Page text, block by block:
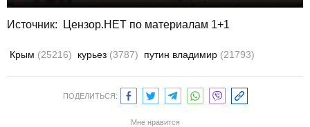
Источник: Цензор.НЕТ по материалам 1+1
Крым (25216) курьез (3787) путин владимир (21793)
ПОДЕЛИТЬСЯ:
Мне нравится